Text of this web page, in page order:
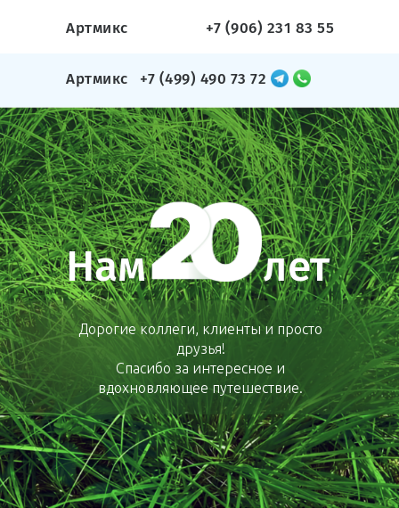
Артмикс +7 (906) 231 83 55
Артмикс +7 (499) 490 73 72
Дорогие коллеги, клиенты и просто
друзья!
Спасибо за интересное и
вдохновляющее путешествие.
Нам лет